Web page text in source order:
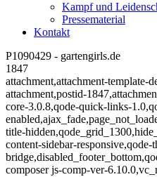
Kampf und
Pressematerial
Kontakt
P1090429 - gartengirls.de
1847
attachment,attachment-template-
attachment,postid-
core-3.0.8,qode-quick-links-
title-
content-sidebar-
composer js-comp-ver-